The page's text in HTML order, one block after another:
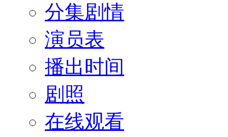
分集剧情
演员表
播出时间
剧照
在线观看